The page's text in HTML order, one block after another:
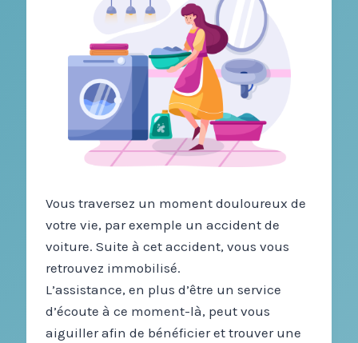
Vous traversez un moment douloureux de
votre vie, par exemple un accident de
voiture. Suite à cet accident, vous vous
retrouvez immobilisé.
L’assistance, en plus d’être un service
d’écoute à ce moment-là, peut vous
aiguiller afin de bénéficier et trouver une